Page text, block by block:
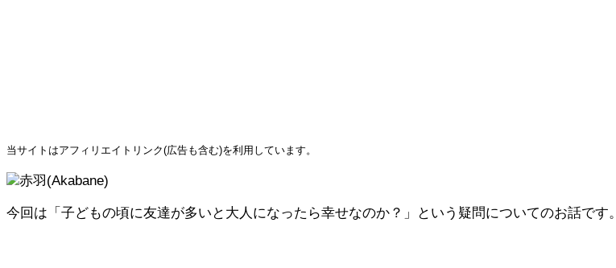
当サイトはアフィリエイトリンク(広告も含む)を利用しています。
赤羽(Akabane)
今回は「子どもの頃に友達が多いと大人になったら幸せなのか？」という疑問についてのお話です。